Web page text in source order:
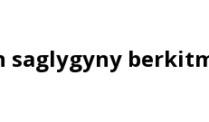
saglygyny